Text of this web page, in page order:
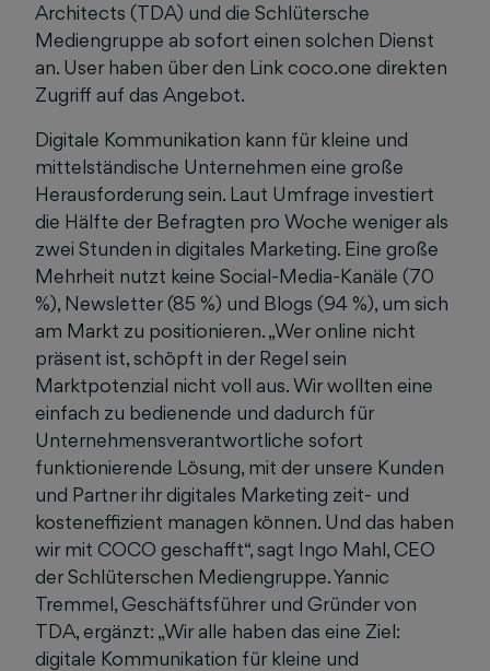
Architects (TDA) und die Schlütersche
Mediengruppe ab sofort einen solchen Dienst
an. User haben über den Link coco.one direkten
Zugriff auf das Angebot.
Digitale Kommunikation kann für kleine und
mittelständische Unternehmen eine große
Herausforderung sein. Laut Umfrage investiert
die Hälfte der Befragten pro Woche weniger als
zwei Stunden in digitales Marketing. Eine große
Mehrheit nutzt keine Social-Media-Kanäle (70
%), Newsletter (85 %) und Blogs (94 %), um sich
am Markt zu positionieren. „Wer online nicht
präsent ist, schöpft in der Regel sein
Marktpotenzial nicht voll aus. Wir wollten eine
einfach zu bedienende und dadurch für
Unternehmensverantwortliche sofort
funktionierende Lösung, mit der unsere Kunden
und Partner ihr digitales Marketing zeit- und
kosteneffizient managen können. Und das haben
wir mit COCO geschafft“, sagt Ingo Mahl, CEO
der Schlüterschen Mediengruppe. Yannic
Tremmel, Geschäftsführer und Gründer von
TDA, ergänzt: „Wir alle haben das eine Ziel:
digitale Kommunikation für kleine und